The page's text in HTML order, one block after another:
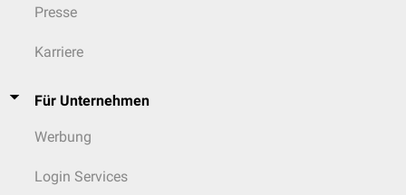
Presse
Karriere
Für Unternehmen
Werbung
Login Services